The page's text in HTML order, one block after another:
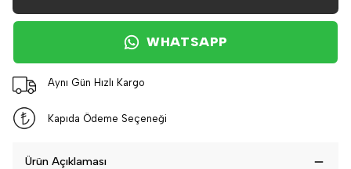
WHATSAPP
Aynı Gün Hızlı Kargo
Kapıda Ödeme Seçeneği
Ürün Açıklaması